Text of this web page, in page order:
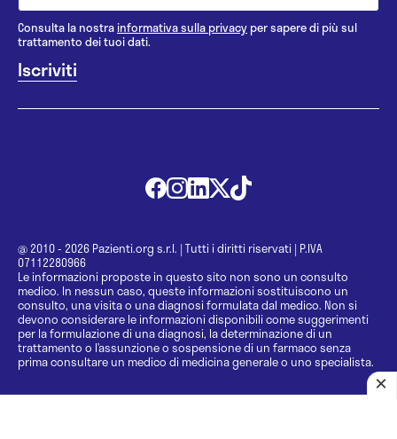
Consulta la nostrainformativa sulla privacy per sapere di più sul
trattamento dei tuoi dati.
@ 2010 - 2026 Pazienti.org s.r.l. | Tutti i diritti riservati | P.IVA
07112280966
Le informazioni proposte in questo sito non sono un consulto
medico. In nessun caso, queste informazioni sostituiscono un
consulto, una visita o una diagnosi formulata dal medico. Non si
devono considerare le informazioni disponibili come suggerimenti
per la formulazione di una diagnosi, la determinazione di un
trattamento o l’assunzione o sospensione di un farmaco senza
prima consultare un medico di medicina generale o uno specialista.